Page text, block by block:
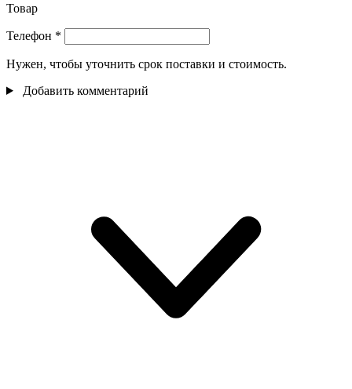
Товар
Телефон *
Нужен, чтобы уточнить срок поставки и стоимость.
Добавить комментарий